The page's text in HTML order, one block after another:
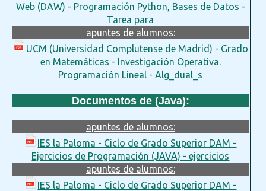
Web (DAW) - Programación Python, Bases de Datos -
Tarea para
apuntes de alumnos:
UCM (Universidad Complutense de Madrid) - Grado
en Matemáticas - Investigación Operativa.
Programación Lineal - Alg_dual_s
Documentos de (Java):
apuntes de alumnos:
IES la Paloma - Ciclo de Grado Superior DAM -
Ejercicios de Programación (JAVA) - ejercicios
apuntes de alumnos:
IES la Paloma - Ciclo de Grado Superior DAM -